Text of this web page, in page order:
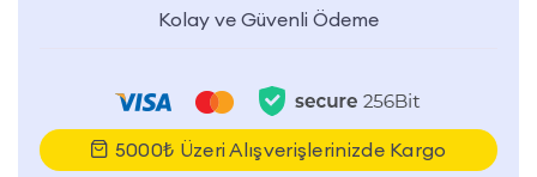
Kolay ve Güvenli Ödeme
5000₺ Üzeri Alışverişlerinizde Kargo